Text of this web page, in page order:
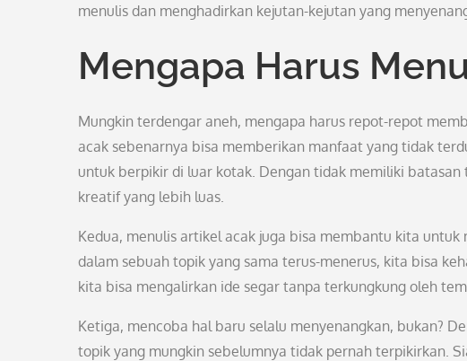
menulis dan menghadirkan kejutan-kejutan yang
Mengapa Harus
Mungkin terdengar aneh, mengapa harus repot-repot
acak sebenarnya bisa memberikan manfaat yang tidak
untuk berpikir di luar kotak. Dengan tidak memiliki
kreatif yang lebih luas.
Kedua, menulis artikel acak juga bisa membantu kita
dalam sebuah topik yang sama terus-menerus, kita bisa
kita bisa mengalirkan ide segar tanpa terkungkung oleh
Ketiga, mencoba hal baru selalu menyenangkan, bukan?
topik yang mungkin sebelumnya tidak pernah terpikirkan.